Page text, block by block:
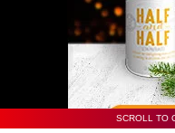
SCROLL TO